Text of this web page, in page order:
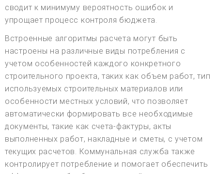
сводит к минимуму вероятность ошибок и
упрощает процесс контроля бюджета.
Встроенные алгоритмы расчета могут быть
настроены на различные виды потребления с
учетом особенностей каждого конкретного
строительного проекта, таких как объем работ, тип
используемых строительных материалов или
особенности местных условий, что позволяет
автоматически формировать все необходимые
документы, такие как счета-фактуры, акты
выполненных работ, накладные и сметы, с учетом
текущих расчетов. Коммунальная служба также
контролирует потребление и помогает обеспечить